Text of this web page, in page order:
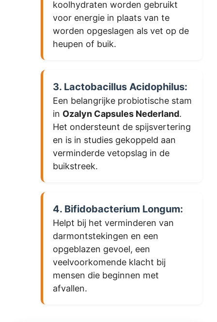
koolhydraten worden gebruikt
voor energie in plaats van te
worden opgeslagen als vet op de
heupen of buik.
3. Lactobacillus Acidophilus:
Een belangrijke probiotische stam
in Ozalyn Capsules Nederland.
Het ondersteunt de spijsvertering
en is in studies gekoppeld aan
verminderde vetopslag in de
buikstreek.
4. Bifidobacterium Longum:
Helpt bij het verminderen van
darmontstekingen en een
opgeblazen gevoel, een
veelvoorkomende klacht bij
mensen die beginnen met
afvallen.